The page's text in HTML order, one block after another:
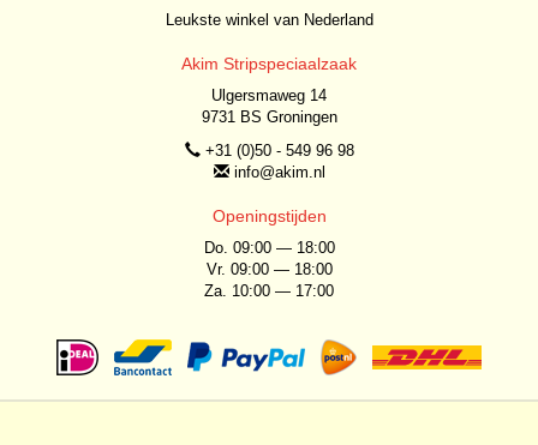
Leukste winkel van Nederland
Akim Stripspeciaalzaak
Ulgersmaweg 14
9731 BS Groningen
+31 (0)50 - 549 96 98
info@akim.nl
Openingstijden
Do. 09:00 — 18:00
Vr. 09:00 — 18:00
Za. 10:00 — 17:00